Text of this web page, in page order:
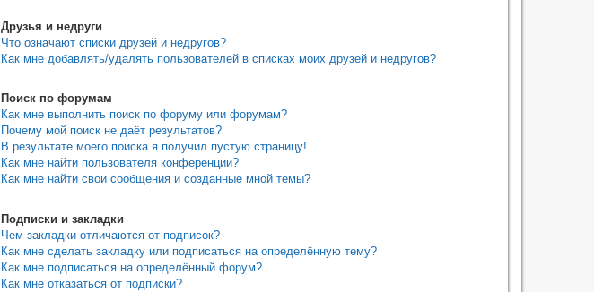
Друзья и недруги
Что означают списки друзей и недругов?
Как мне добавлять/удалять пользователей в списках моих друзей и недругов?
Поиск по форумам
Как мне выполнить поиск по форуму или форумам?
Почему мой поиск не даёт результатов?
В результате моего поиска я получил пустую страницу!
Как мне найти пользователя конференции?
Как мне найти свои сообщения и созданные мной темы?
Подписки и закладки
Чем закладки отличаются от подписок?
Как мне сделать закладку или подписаться на определённую тему?
Как мне подписаться на определённый форум?
Как мне отказаться от подписки?